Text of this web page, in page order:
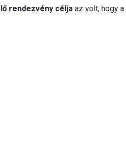
rendezvény célja az volt, hogy a